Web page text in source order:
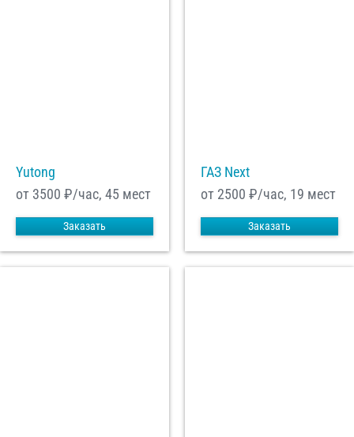
Yutong
от 3500 ₽/час, 45 мест
Заказать
ГАЗ Next
от 2500 ₽/час, 19 мест
Заказать